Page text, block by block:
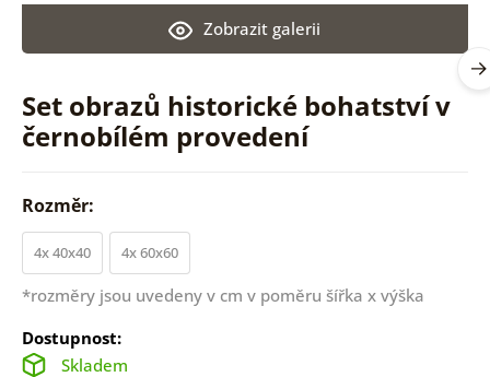
Set obrazů historické bohatství v
černobílém provedení
Zobrazit galerii
Rozměr:
4x 40x40 4x 60x60
*rozměry jsou uvedeny v cm v poměru šířka x výška
Dostupnost:
Skladem